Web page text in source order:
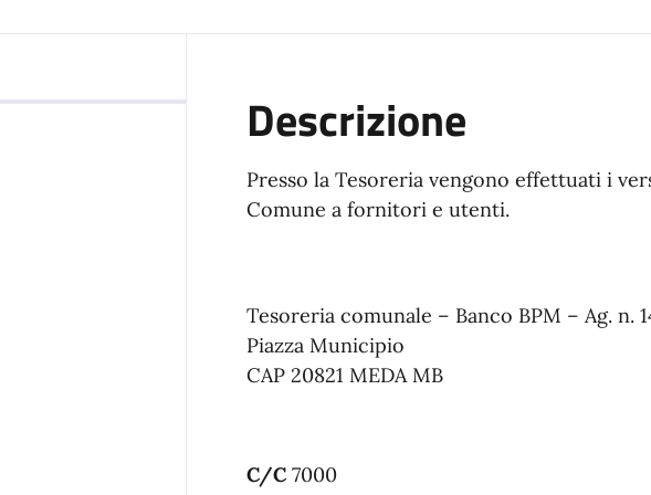
Descrizione
Presso la Tesoreria vengono effettuati i
Comune a fornitori e utenti.
Tesoreria comunale – Banco BPM – Ag. n.
Piazza Municipio
CAP 20821 MEDA MB
C/C7000